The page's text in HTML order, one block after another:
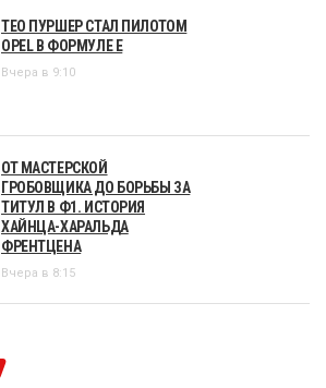
ТЕО ПУРШЕР СТАЛ ПИЛОТОМ
OPEL В ФОРМУЛЕ Е
Вчера в 9:10
ОТ МАСТЕРСКОЙ
ГРОБОВЩИКА ДО БОРЬБЫ ЗА
ТИТУЛ В Ф1. ИСТОРИЯ
ХАЙНЦА-ХАРАЛЬДА
ФРЕНТЦЕНА
Вчера в 8:15